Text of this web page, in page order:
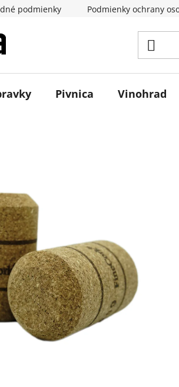
podmienky Podmienky ochrany
Pivnica Vinohrad